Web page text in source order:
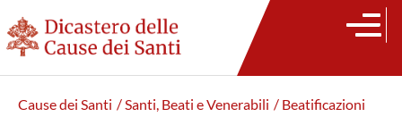
Cause dei Santi / Santi, Beati e Venerabili / Beatificazioni